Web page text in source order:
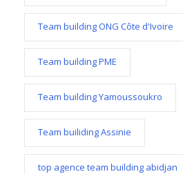
Team building ONG Côte d'Ivoire
Team building PME
Team building Yamoussoukro
Team builiding Assinie
top agence team building abidjan